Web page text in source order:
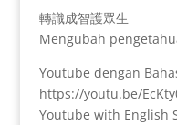
轉識成智護眾生
Mengubah
Youtube dengan
https://youtu.be/
Youtube with English